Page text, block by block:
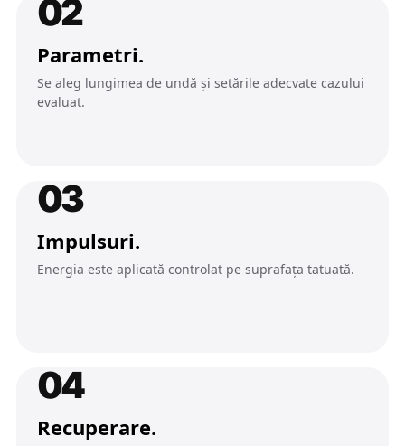
02
Parametri.
Se aleg lungimea de undă și setările adecvate cazului
evaluat.
03
Impulsuri.
Energia este aplicată controlat pe suprafața tatuată.
04
Recuperare.